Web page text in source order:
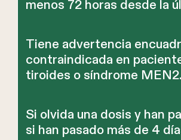
menos 72 horas desde la
Tiene advertencia
contraindicada en
tiroides o síndrome MEN2.
Si olvida una dosis y han
si han pasado más de 4